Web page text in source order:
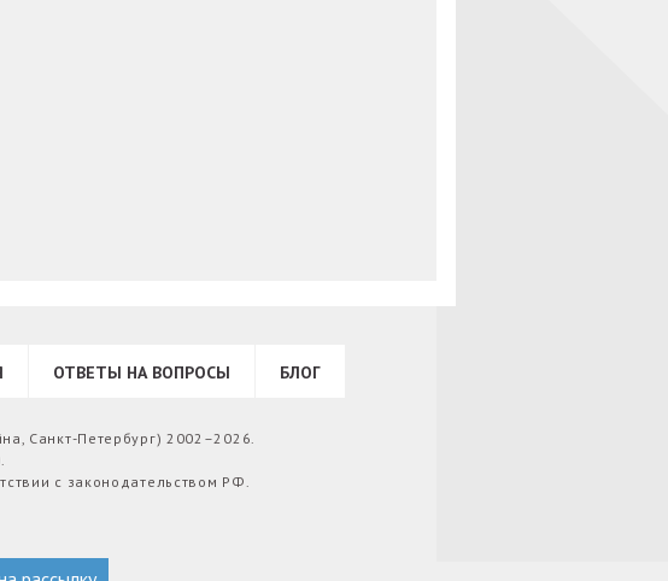
ОТВЕТЫ НА ВОПРОСЫ БЛОГ
Санкт-Петербург) 2002–2026.
с законодательством РФ.